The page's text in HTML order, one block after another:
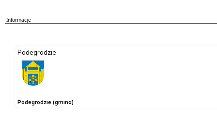
Informacje